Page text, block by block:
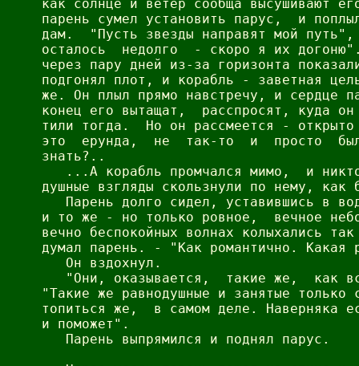
как солнце и ветер сообща высушивают
парень сумел установить парус,  и
дам.  "Пусть звезды направят мой
осталось  недолго  - скоро я их
через пару дней из-за горизонта
подгонял плот, и корабль - заветная
же. Он плыл прямо навстречу, и сердце
конец его вытащат,  расспросят, куда
тили тогда.  Но он рассмеется -
это  ерунда,  не  так-то  и  просто
знать?..
...А корабль промчался мимо,  и
душные взгляды скользнули по нему,
Парень долго сидел, уставившись в
и то же - но только ровное,  вечное
вечно беспокойных волнах колыхались
думал парень. - "Как романтично. Какая
   Он вздохнул.
"Они, оказывается,  такие же,  как
"Такие же равнодушные и занятые
топиться же,  в самом деле. Наверняка
и поможет".
   Парень выпрямился и поднял парус.